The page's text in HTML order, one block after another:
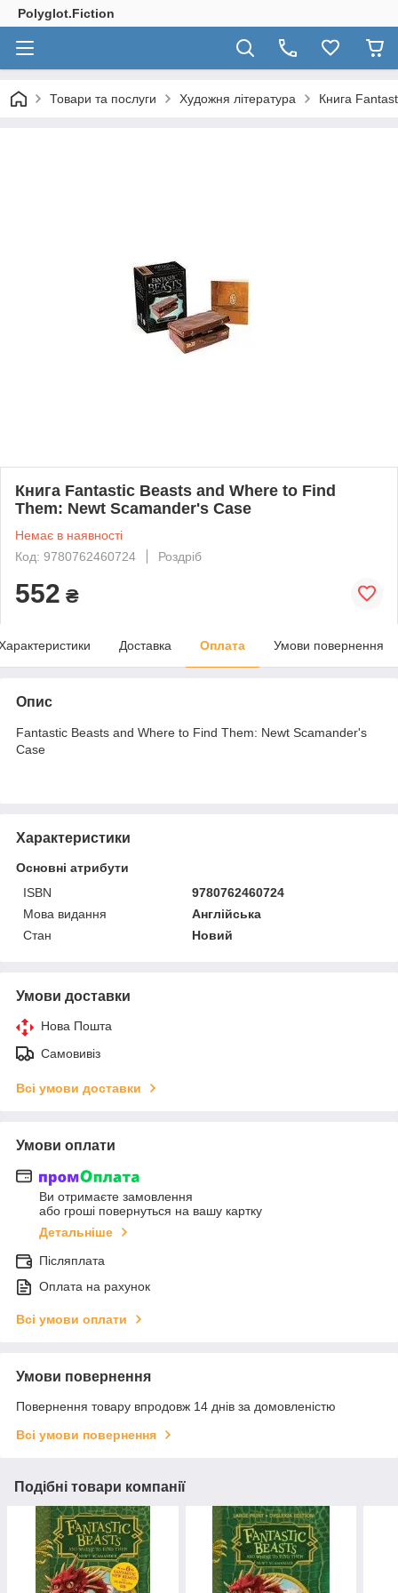
Polyglot.Fiction
Товари та послуги Художня література Книга
Книга Fantastic Beasts and Where to Find
Them: Newt Scamander's Case
Немає в наявності
Код: 9780762460724
Роздріб
552 ₴
Доставка Оплата Умови повернення
Опис
Fantastic Beasts and Where to Find Them: Newt Scamander's
Case
Характеристики
Основні атрибути
ISBN
9780762460724
Мова видання
Англійська
Стан
Новий
Умови доставки
Нова Пошта
Самовивіз
Всі умови доставки
Умови оплати
Ви отримаєте замовлення
або гроші повернуться на вашу картку
Детальніше
Післяплата
Оплата на рахунок
Всі умови оплати
Умови повернення
Повернення товару впродовж 14 днів за домовленістю
Всі умови повернення
Подібні товари компанії